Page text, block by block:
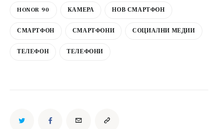
HONOR 90 КАМЕРА НОВ СМАРТФОН
СМАРТФОН СМАРТФОНИ СОЦИАЛНИ МЕДИИ
ТЕЛЕФОН ТЕЛЕФОНИ